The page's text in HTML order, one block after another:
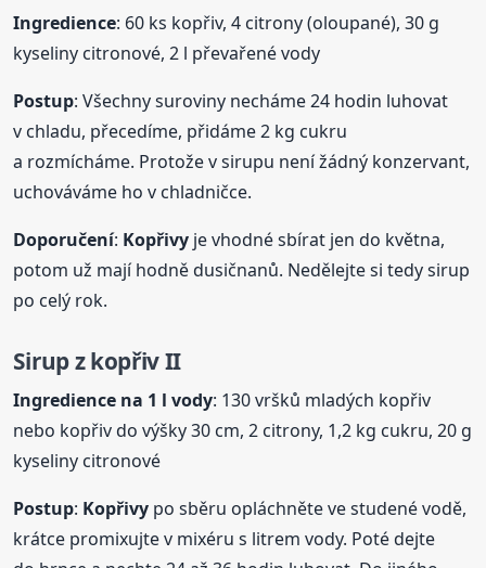
Ingredience: 60 ks kopřiv, 4 citrony (oloupané), 30 g
kyseliny citronové, 2 l převařené vody
Postup: Všechny suroviny necháme 24 hodin luhovat
v chladu, přecedíme, přidáme 2 kg cukru
a rozmícháme. Protože v sirupu není žádný konzervant,
uchováváme ho v chladničce.
Doporučení: Kopřivy je vhodné sbírat jen do května,
potom už mají hodně dusičnanů. Nedělejte si tedy sirup
po celý rok.
Sirup z kopřiv II
Ingredience na 1 l vody: 130 vršků mladých kopřiv
nebo kopřiv do výšky 30 cm, 2 citrony, 1,2 kg cukru, 20 g
kyseliny citronové
Postup: Kopřivy po sběru opláchněte ve studené vodě,
krátce promixujte v mixéru s litrem vody. Poté dejte